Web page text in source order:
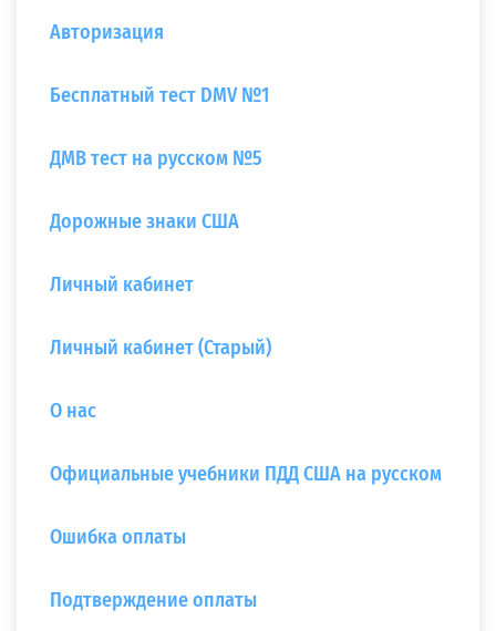
Авторизация
Бесплатный тест DMV №1
ДМВ тест на русском №5
Дорожные знаки США
Личный кабинет
Личный кабинет (Старый)
О нас
Официальные учебники ПДД США на русском
Ошибка оплаты
Подтверждение оплаты